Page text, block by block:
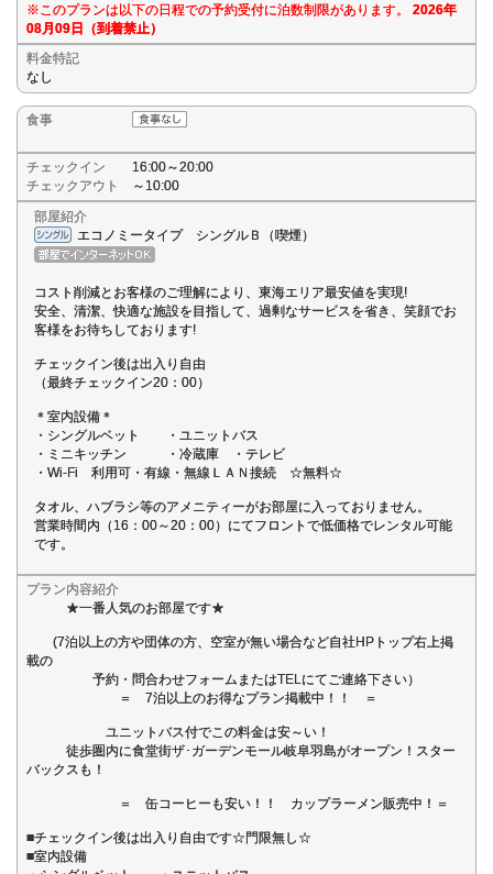
※このプランは以下の日程での予約受付に泊数制限があります。 2026年
08月09日（到着禁止）
料金特記
なし
食事
チェックイン
16:00～20:00
チェックアウト
～10:00
部屋紹介
エコノミータイプ シングルＢ（喫煙）
コスト削減とお客様のご理解により、東海エリア最安値を実現!
安全、清潔、快適な施設を目指して、過剰なサービスを省き、笑顔でお
客様をお待ちしております!
チェックイン後は出入り自由
（最終チェックイン20：00）
＊室内設備＊
・シングルベット ・ユニットバス
・ミニキッチン ・冷蔵庫 ・テレビ
・Wi-Fi 利用可・有線・無線ＬＡＮ接続 ☆無料☆
タオル、ハブラシ等のアメニティーがお部屋に入っておりません。
営業時間内（16：00～20：00）にてフロントで低価格でレンタル可能
です。
プラン内容紹介
★一番人気のお部屋です★
(7泊以上の方や団体の方、空室が無い場合など自社HPトップ右上掲
載の
予約・問合わせフォームまたはTELにてご連絡下さい）
＝ 7泊以上のお得なプラン掲載中！！ ＝
ユニットバス付でこの料金は安～い！
徒歩圏内に食堂街ザ･ガーデンモール岐阜羽島がオープン！スター
バックスも！
＝ 缶コーヒーも安い！！ カップラーメン販売中！＝
■チェックイン後は出入り自由です☆門限無し☆
■室内設備